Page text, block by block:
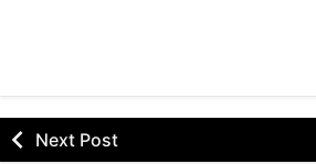
Next Post